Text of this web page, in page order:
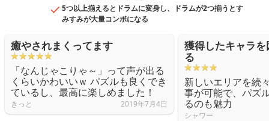
5つ以上揃えるとドラムに変身し、ドラムが2つ揃うとす
みすみが大量コンボになる
癒やされまくってます
「なんじゃこりゃ～」って声が出る
くらいかわいいｗ パズルも良くでき
ているし、最高に楽しめました！
きっと 2019年7月4日
獲得したキャラ
る
新しいエリアを続
事が可能で、パズ
るのも魅力
シャワー